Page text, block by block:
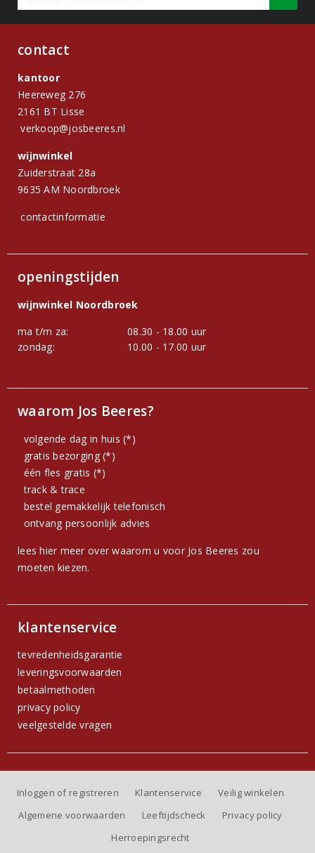
contact
kantoor
Heereweg 276
2161 BT Lisse
verkoop@josbeeres.nl
wijnwinkel
Zuiderstraat 28a
9635 AM Noordbroek
contactinformatie
openingstijden
wijnwinkel Noordbroek
ma t/m za:
08.30 - 18.00 uur
zondag:
10.00 - 17.00 uur
waarom Jos Beeres?
volgende dag in huis (*)
gratis bezorging (*)
één fles gratis (*)
track & trace
bestel gemakkelijk telefonisch
ontvang persoonlijk advies
lees hier meer over waarom u voor Jos Beeres zou
moeten kiezen.
klantenservice
tevredenheidsgarantie
leveringsvoorwaarden
betaalmethoden
privacy policy
veelgestelde vragen
Inloggen of registreren Klantenservice
Veilig winkelen
Algemene voorwaarden
Leeftijdscheck
Privacy policy
Herroepingsrecht